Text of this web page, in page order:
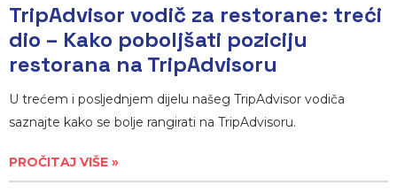
TripAdvisor vodič za restorane: treći
dio – Kako poboljšati poziciju
restorana na TripAdvisoru
U trećem i posljednjem dijelu našeg TripAdvisor vodiča
saznajte kako se bolje rangirati na TripAdvisoru.
PROČITAJ VIŠE »